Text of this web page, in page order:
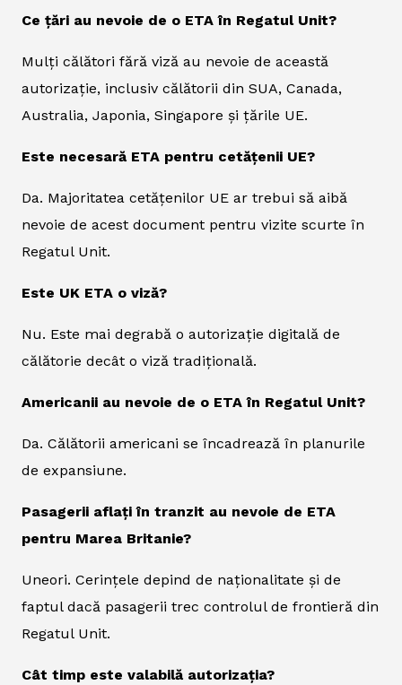
Ce țări au nevoie de o ETA în Regatul Unit?
Mulți călători fără viză au nevoie de această
autorizație, inclusiv călătorii din SUA, Canada,
Australia, Japonia, Singapore și țările UE.
Este necesară ETA pentru cetățenii UE?
Da. Majoritatea cetățenilor UE ar trebui să aibă
nevoie de acest document pentru vizite scurte în
Regatul Unit.
Este UK ETA o viză?
Nu. Este mai degrabă o autorizație digitală de
călătorie decât o viză tradițională.
Americanii au nevoie de o ETA în Regatul Unit?
Da. Călătorii americani se încadrează în planurile
de expansiune.
Pasagerii aflați în tranzit au nevoie de ETA
pentru Marea Britanie?
Uneori. Cerințele depind de naționalitate și de
faptul dacă pasagerii trec controlul de frontieră din
Regatul Unit.
Cât timp este valabilă autorizația?